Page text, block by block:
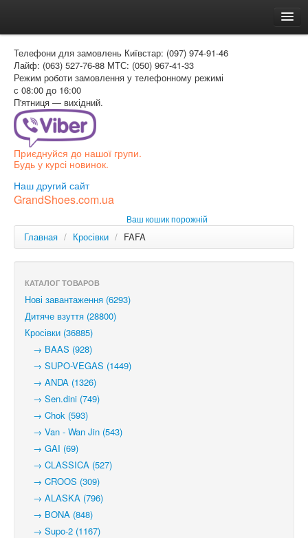
Доставка и оплата
Как заказать
Контакти
Таблиця розмірів
Вхід для покупця
РОС
Телефони для замовлень Київстар: (097) 974-91-46
Лайф: (063) 527-76-88 МТС: (050) 967-41-33
Режим роботи замовлення у телефонному режимі
с 08:00 до 16:00
П'ятниця — вихідний.
Приєднуйся до нашої групи.
Будь у курсі новинок.
Наш другий сайт
GrandShoes.com.ua
Ваш кошик порожній
Главная / Кросівки / FAFA
КАТАЛОГ ТОВАРОВ
Нові завантаження (6293)
Дитяче взуття (28800)
Кросівки (36885)
→ BAAS (928)
→ SUPO-VEGAS (1449)
→ ANDA (1326)
→ Sen.dini (749)
→ Chok (593)
→ Van - Wan Jin (543)
→ GAI (69)
→ CLASSICA (527)
→ CROOS (309)
→ ALASKA (796)
→ BONA (848)
→ Supo-2 (1167)